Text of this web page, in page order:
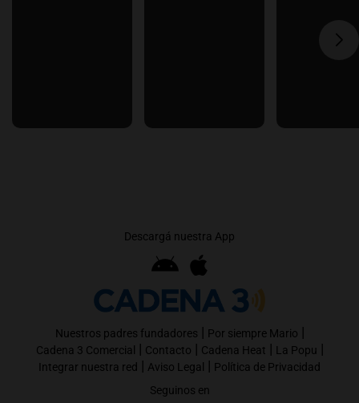
Descargá nuestra App
Nuestros padres fundadores | Por siempre Mario |
Cadena 3 Comercial | Contacto | Cadena Heat | La Popu |
Integrar nuestra red | Aviso Legal | Política de Privacidad
Seguinos en